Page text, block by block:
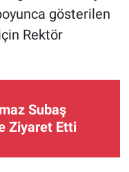
gösterilen
Rektör
Subaş
Ziyaret Etti